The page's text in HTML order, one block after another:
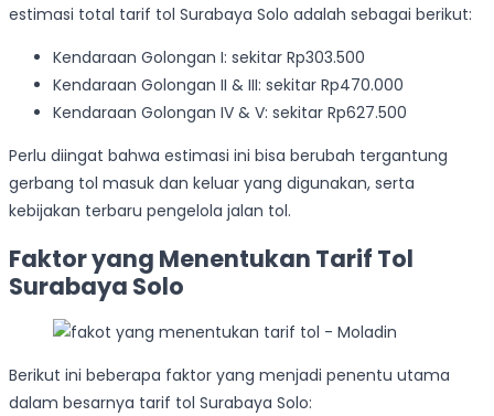
estimasi total tarif tol Surabaya Solo adalah sebagai berikut:
Kendaraan Golongan I: sekitar Rp303.500
Kendaraan Golongan II & III: sekitar Rp470.000
Kendaraan Golongan IV & V: sekitar Rp627.500
Perlu diingat bahwa estimasi ini bisa berubah tergantung
gerbang tol masuk dan keluar yang digunakan, serta
kebijakan terbaru pengelola jalan tol.
Faktor yang Menentukan Tarif Tol
Surabaya Solo
Berikut ini beberapa faktor yang menjadi penentu utama
dalam besarnya tarif tol Surabaya Solo: